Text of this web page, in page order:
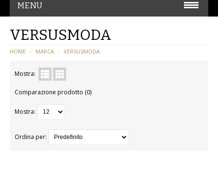
MENU
CARNEVALE/ COSPLAY
ACCESSORI
BAMBINA
BAMBINO
DONNA
PARRUCCHE
VERSUSMODA
HOME MARCA VERSUSMODA
Mostra:
Comparazione prodotto (0)
Mostra:
Ordina per: